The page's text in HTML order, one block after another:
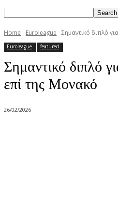
Home Euroleague Σημαντικό διπλό
Euroleague featured
Σημαντικό διπλό
επί της Μονακό
26/02/2026